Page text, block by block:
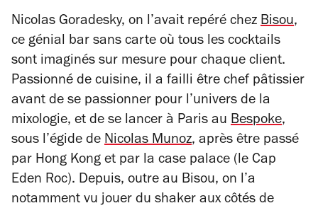
Nicolas Goradesky, on l’avait repéré chez Bisou,
ce génial bar sans carte où tous les cocktails
sont imaginés sur mesure pour chaque client.
Passionné de cuisine, il a failli être chef pâtissier
avant de se passionner pour l’univers de la
mixologie, et de se lancer à Paris au Bespoke,
sous l’égide de Nicolas Munoz, après être passé
par Hong Kong et par la case palace (le Cap
Eden Roc). Depuis, outre au Bisou, on l’a
notamment vu jouer du shaker aux côtés de